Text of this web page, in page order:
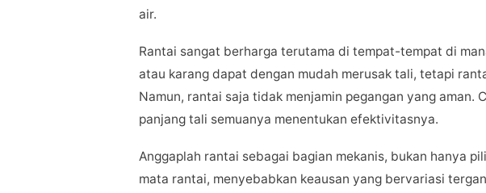
air.
Rantai sangat berharga terutama di tempat-tempat di
atau karang dapat dengan mudah merusak tali, tetapi
Namun, rantai saja tidak menjamin pegangan yang aman.
panjang tali semuanya menentukan efektivitasnya.
Anggaplah rantai sebagai bagian mekanis, bukan hanya
mata rantai, menyebabkan keausan yang bervariasi